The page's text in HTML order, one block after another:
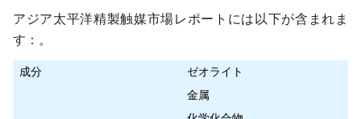
アジア太平洋精製触媒市場レポートには以下が含まれま
す：。
成分
ゼオライト
金属